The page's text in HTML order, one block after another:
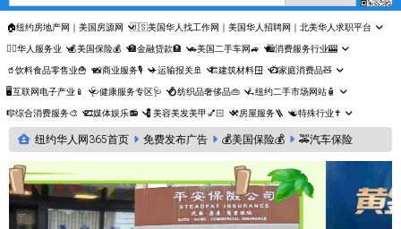
🏠纽约房地产网｜美国房源网 🇺🇸美国华人找工作网｜美国华人招聘网｜北美华人求职平台
🤵‍♀️华人服务业 💰美国保险💰 🏦金融贷款🏦 🚗美国二手车网🚙 🛍️消费服务行业🎰
🥤饮料食品零售业🍟 📸商业服务🎙️ ✈️运输报关🚢 🏗️建筑材料🪟 📺家庭消费品🧸
🖥️互联网电子产业📱 🩺健康服务专区🩺 💍纺织品奢侈品👜 🛴纽约二手市场网站🧴
🎼综合消费服务🎨 🎞️媒体娱乐📻 💈美容美发美甲💅🏻 ⚒️房屋服务🪜 ☯️特殊行业✝️
纽约华人网365首页 免费发布广告 💰美国保险💰 🚕汽车保险